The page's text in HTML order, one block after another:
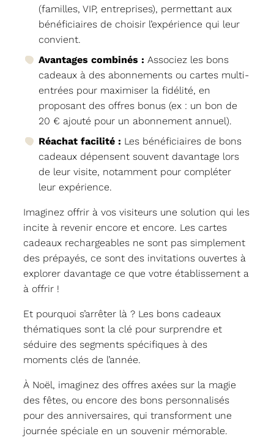
(familles, VIP, entreprises), permettant aux
bénéficiaires de choisir l’expérience qui leur
convient.
Avantages combinés : Associez les bons
cadeaux à des abonnements ou cartes multi-
entrées pour maximiser la fidélité, en
proposant des offres bonus (ex : un bon de
20 € ajouté pour un abonnement annuel).
Réachat facilité : Les bénéficiaires de bons
cadeaux dépensent souvent davantage lors
de leur visite, notamment pour compléter
leur expérience.
Imaginez offrir à vos visiteurs une solution qui les
incite à revenir encore et encore. Les cartes
cadeaux rechargeables ne sont pas simplement
des prépayés, ce sont des invitations ouvertes à
explorer davantage ce que votre établissement a
à offrir !
Et pourquoi s’arrêter là ? Les bons cadeaux
thématiques sont la clé pour surprendre et
séduire des segments spécifiques à des
moments clés de l’année.
À Noël, imaginez des offres axées sur la magie
des fêtes, ou encore des bons personnalisés
pour des anniversaires, qui transforment une
journée spéciale en un souvenir mémorable.